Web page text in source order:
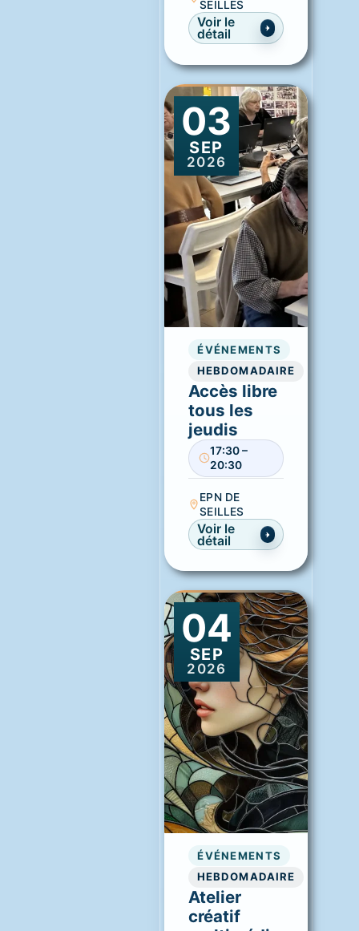
SEILLES
Voir le
détail
03
SEP
2026
ÉVÉNEMENTS
HEBDOMADAIRE
Accès libre
tous les
jeudis
17:30 –
20:30
EPN DE
SEILLES
Voir le
détail
04
SEP
2026
ÉVÉNEMENTS
HEBDOMADAIRE
Atelier
créatif